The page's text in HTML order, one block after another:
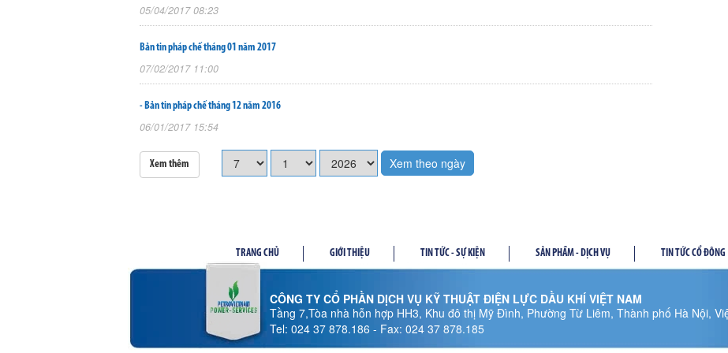
05/04/2017 08:23
Bản tin pháp chế tháng 01 năm 2017
07/02/2017 11:00
- Bản tin pháp chế tháng 12 năm 2016
06/01/2017 15:54
Xem thêm Xem theo ngày
TRANG CHỦ GIỚI THIỆU TIN TỨC - SỰ KIỆN SẢN PHẦM - DỊCH VỤ TIN TỨC CỔ ĐÔNG
CÔNG TY CỔ PHẦN DỊCH VỤ KỸ THUẬT ĐIỆN LỰC DẦU KHÍ VIỆT NAM
Tầng 7,Tòa nhà hỗn hợp HH3, Khu đô thị Mỹ Đình, Phường Từ Liêm, Thành phố Hà Nội,
Tel: 024 37 878.186 - Fax: 024 37 878.185